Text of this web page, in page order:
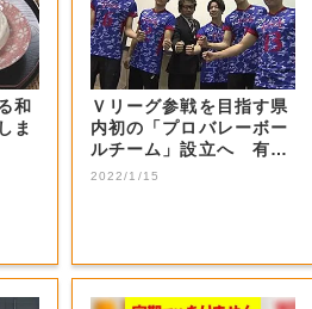
和
ま
Ｖリーグ参戦を目指す県
内初の「プロバレーボー
ルチーム」設立へ 有望
選手などの受け...
2022/1/15